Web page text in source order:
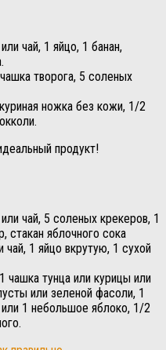
чай, 1 яйцо, 1 банан,
творога, 5 соленых
ножка без кожи, 1/2
продукт!
чай, 5 соленых крекеров, 1
стакан яблочного сока
1 яйцо вкрутую, 1 сухой
чашка тунца или курицы или
или зеленой фасоли, 1
1 небольшое яблоко, 1/2